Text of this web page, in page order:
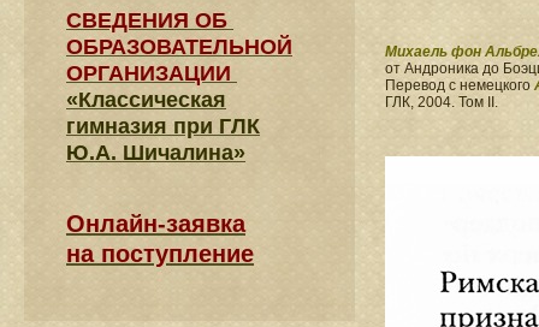
Михаель фон
от Андроника до
Перевод с немецкого
ГЛК, 2004. Том II.
СВЕДЕНИЯ​ ОБ
ОБРАЗОВАТЕЛЬНОЙ
ОРГАНИЗАЦИИ
«Классическая
гимназия при ГЛК
Ю.А. Шичалина»
Онлайн-заявка
на поступление